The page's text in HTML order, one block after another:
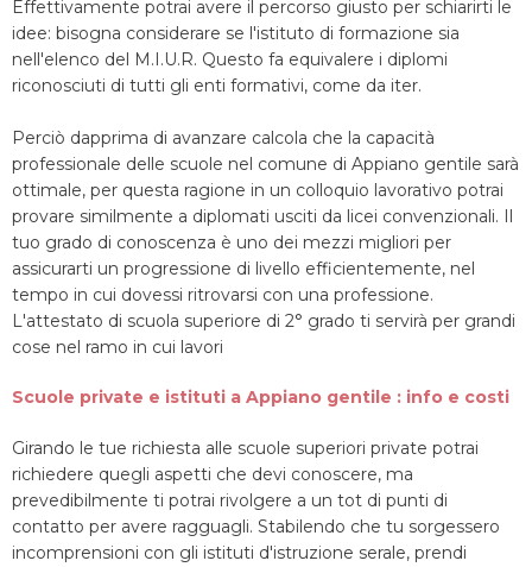
Effettivamente potrai avere il percorso giusto per schiarirti le
idee: bisogna considerare se l'istituto di formazione sia
nell'elenco del M.I.U.R. Questo fa equivalere i diplomi
riconosciuti di tutti gli enti formativi, come da iter.
Perciò dapprima di avanzare calcola che la capacità
professionale delle scuole nel comune di Appiano gentile sarà
ottimale, per questa ragione in un colloquio lavorativo potrai
provare similmente a diplomati usciti da licei convenzionali. Il
tuo grado di conoscenza è uno dei mezzi migliori per
assicurarti un progressione di livello efficientemente, nel
tempo in cui dovessi ritrovarsi con una professione.
L'attestato di scuola superiore di 2° grado ti servirà per grandi
cose nel ramo in cui lavori
Scuole private e istituti a Appiano gentile : info e costi
Girando le tue richiesta alle scuole superiori private potrai
richiedere quegli aspetti che devi conoscere, ma
prevedibilmente ti potrai rivolgere a un tot di punti di
contatto per avere ragguagli. Stabilendo che tu sorgessero
incomprensioni con gli istituti d'istruzione serale, prendi